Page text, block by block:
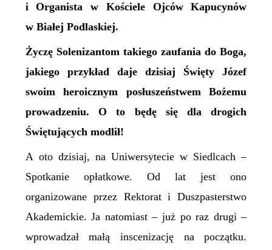
i Organista w Kościele Ojców Kapucynów
w Białej Podlaskiej.
Życzę Solenizantom takiego zaufania do Boga,
jakiego przykład daje dzisiaj Święty Józef
swoim heroicznym posłuszeństwem Bożemu
prowadzeniu. O to będę się dla drogich
Świętujących modlił!
A oto dzisiaj, na Uniwersytecie w Siedlcach –
Spotkanie opłatkowe. Od lat jest ono
organizowane przez Rektorat i Duszpasterstwo
Akademickie. Ja natomiast – już po raz drugi –
wprowadzał małą inscenizację na początku.